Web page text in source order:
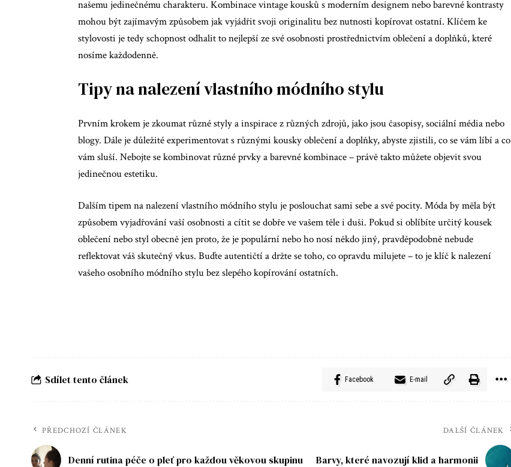
našemu jedinečnému charakteru. Kombinace vintage kousků s moderním designem nebo barevné kontrasty
mohou být zajímavým způsobem jak vyjádřit svoji originalitu bez nutnosti kopírovat ostatní. Klíčem ke
stylovosti je tedy schopnost odhalit to nejlepší ze své osobnosti prostřednictvím oblečení a doplňků, které
nosíme každodenně.
Tipy na nalezení vlastního módního stylu
Prvním krokem je zkoumat různé styly a inspirace z různých zdrojů, jako jsou časopisy, sociální média nebo
blogy. Dále je důležité experimentovat s různými kousky oblečení a doplňky, abyste zjistili, co se vám líbí a co
vám sluší. Nebojte se kombinovat různé prvky a barevné kombinace – právě takto můžete objevit svou
jedinečnou estetiku.
Dalším tipem na nalezení vlastního módního stylu je poslouchat sami sebe a své pocity. Móda by měla být
způsobem vyjadřování vaší osobnosti a cítit se dobře ve vašem těle i duši. Pokud si oblíbíte určitý kousek
oblečení nebo styl obecně jen proto, že je populární nebo ho nosí někdo jiný, pravděpodobně nebude
reflektovat váš skutečný vkus. Buďte autentičtí a držte se toho, co opravdu milujete – to je klíč k nalezení
vašeho osobního módního stylu bez slepého kopírování ostatních.
Sdílet tento článek Facebook E-mail
PŘEDCHOZÍ ČLÁNEK
Denní rutina péče o pleť pro každou věkovou skupinu
DALŠÍ ČLÁNEK
Barvy, které navozují klid a harmonii